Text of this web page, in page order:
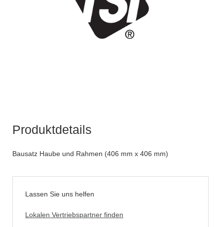
Produktdetails
Bausatz Haube und Rahmen (406 mm x 406 mm)
Lassen Sie uns helfen
Lokalen Vertriebspartner finden